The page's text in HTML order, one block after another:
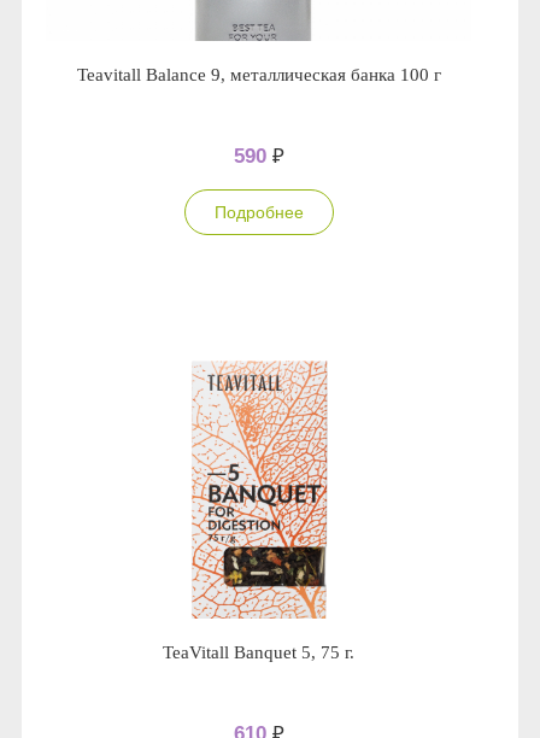
Teavitall Balance 9, металлическая банка 100 г
590 ₽
Подробнее
TeaVitall Banquet 5, 75 г.